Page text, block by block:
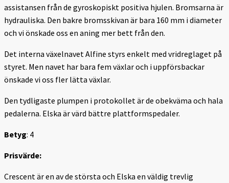
assistansen från de gyroskopiskt positiva hjulen. Bromsarna är
hydrauliska. Den bakre bromsskivan är bara 160 mm i diameter
och vi önskade oss en aning mer bett från den.
Det interna växelnavet Alfine styrs enkelt med vridreglaget på
styret. Men navet har bara fem växlar och i uppförsbackar
önskade vi oss fler lätta växlar.
Den tydligaste plumpen i protokollet är de obekväma och hala
pedalerna. Elska är värd bättre plattformspedaler.
Betyg: 4
Prisvärde:
Crescent är en av de största och Elska en väldig trevlig